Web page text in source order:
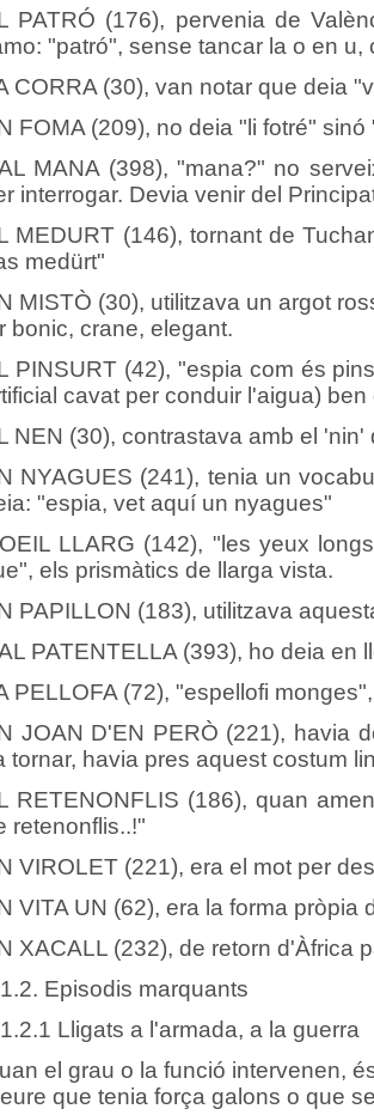
PATRÓ (176), pervenia de
"patró", sense tancar la o en
CORRA (30), van notar que deia
FOMA (209), no deia "li fotré" sinó
MANA (398), "mana?" no
interrogar. Devia venir del
MEDURT (146), tornant de
medürt"
MISTÒ (30), utilitzava un argot
bonic, crane, elegant.
PINSURT (42), "espia com és
cavat per conduir l'aigua) ben
NEN (30), contrastava amb el 'nin'
NYAGUES (241), tenia un
"espia, vet aquí un nyagues"
LLARG (142), "les yeux
els prismàtics de llarga vista.
PAPILLON (183), utilitzava
PATENTELLA (393), ho deia en
PELLOFA (72), "espellofi
JOAN D'EN PERÒ (221), havia
tornar, havia pres aquest costum
RETENONFLIS (186), quan
retenonflis..!"
VIROLET (221), era el mot per
VITA UN (62), era la forma pròpia
XACALL (232), de retorn d'Àfrica
Episodis marquants
Lligats a l'armada, a la guerra
el grau o la funció intervenen,
que tenia força galons o que